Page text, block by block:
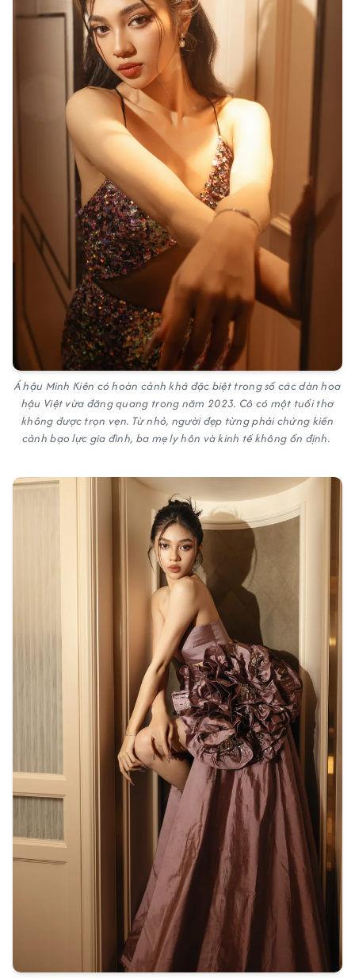
Á hậu Minh Kiên có hoàn cảnh khá đặc biệt trong số các dàn hoa
hậu Việt vừa đăng quang trong năm 2023. Cô có một tuổi thơ
không được trọn vẹn. Từ nhỏ, người đẹp từng phải chứng kiến
cảnh bạo lực gia đình, ba mẹ ly hôn và kinh tế không ổn định.